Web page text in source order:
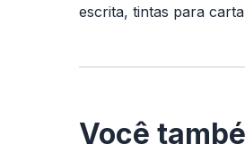
escrita, tintas para
Você